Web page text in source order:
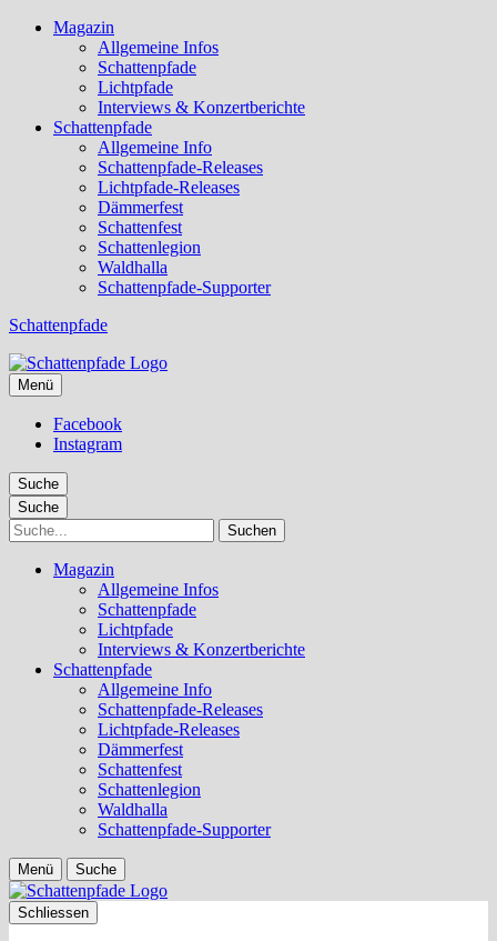
Magazin
Allgemeine Infos
Schattenpfade
Lichtpfade
Interviews & Konzertberichte
Schattenpfade
Allgemeine Info
Schattenpfade-Releases
Lichtpfade-Releases
Dämmerfest
Schattenfest
Schattenlegion
Waldhalla
Schattenpfade-Supporter
Schattenpfade
Menü
Facebook
Instagram
Suche
Suche
Suche
Magazin
Allgemeine Infos
Schattenpfade
Lichtpfade
Interviews & Konzertberichte
Schattenpfade
Allgemeine Info
Schattenpfade-Releases
Lichtpfade-Releases
Dämmerfest
Schattenfest
Schattenlegion
Waldhalla
Schattenpfade-Supporter
Menü Suche
Schliessen